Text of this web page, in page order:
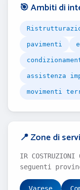
🎯 Ambiti di
pavimenti
assistenza
movimenti
📍 Zone di
IR
seguenti